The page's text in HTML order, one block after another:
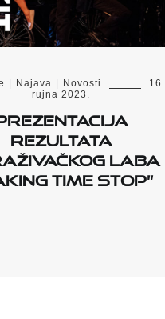
Najava Novosti
16.
rujna 2023.
rezultata
laba
TIME STOP”